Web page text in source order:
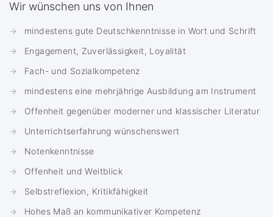
Wir wünschen uns von Ihnen
mindestens gute Deutschkenntnisse in Wort und Schrift
Engagement, Zuverlässigkeit, Loyalität
Fach- und Sozialkompetenz
mindestens eine mehrjährige Ausbildung am Instrument
Offenheit gegenüber moderner und klassischer Literatur
Unterrichtserfahrung wünschenswert
Notenkenntnisse
Offenheit und Weitblick
Selbstreflexion, Kritikfähigkeit
Hohes Maß an kommunikativer Kompetenz